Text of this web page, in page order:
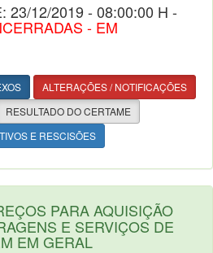
23/12/2019 - 08:00:00 H -
- EM
ALTERAÇÕES / NOTIFICAÇÕES
RESULTADO DO CERTAME
E RESCISÕES
PARA AQUISIÇÃO
E SERVIÇOS DE
EM GERAL